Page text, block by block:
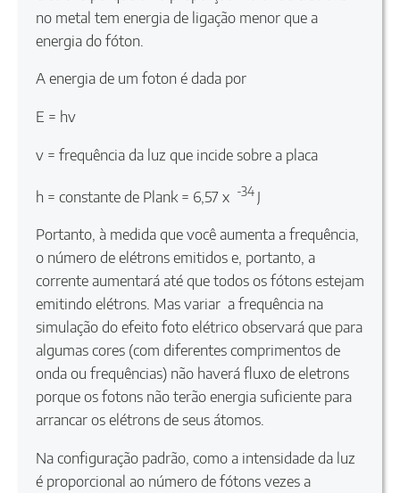
no metal tem energia de ligação menor que a
energia do fóton.
A energia de um foton é dada por
E = hv
v = frequência da luz que incide sobre a placa
h = constante de Plank = 6,57 x -34 J
Portanto, à medida que você aumenta a frequência,
o número de elétrons emitidos e, portanto, a
corrente aumentará até que todos os fótons estejam
emitindo elétrons. Mas variar a frequência na
simulação do efeito foto elétrico observará que para
algumas cores (com diferentes comprimentos de
onda ou frequências) não haverá fluxo de eletrons
porque os fotons não terão energia suficiente para
arrancar os elétrons de seus átomos.
Na configuração padrão, como a intensidade da luz
é proporcional ao número de fótons vezes a